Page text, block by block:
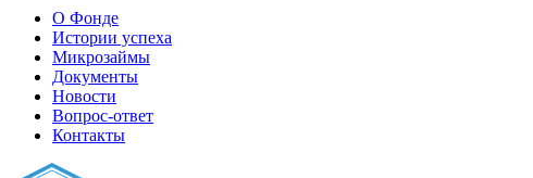
О Фонде
Истории успеха
Микрозаймы
Документы
Новости
Вопрос-ответ
Контакты